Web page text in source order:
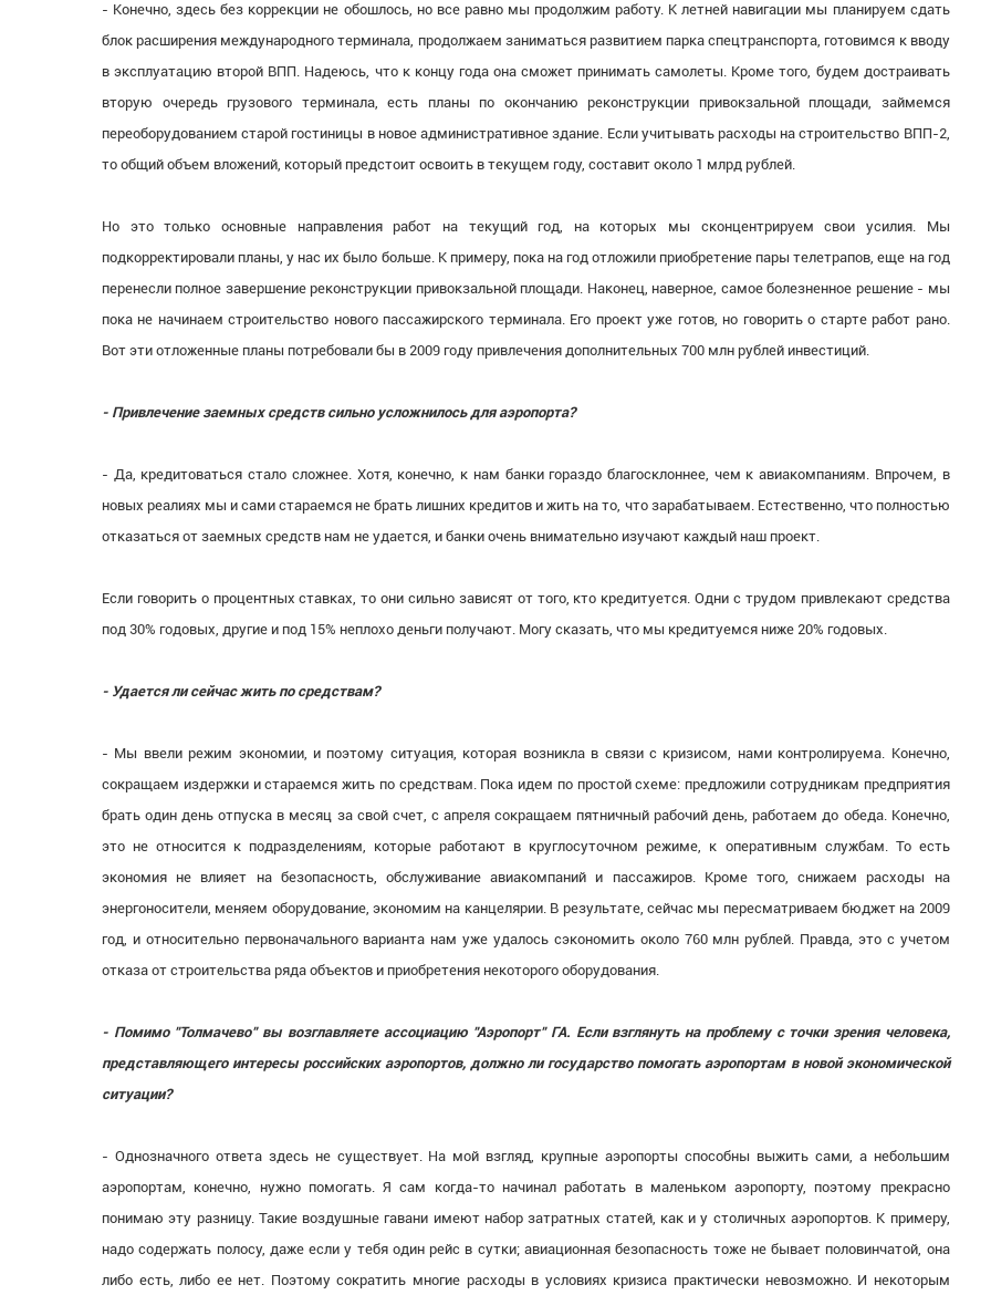
- Конечно, здесь без коррекции не обошлось, но все равно мы продолжим работу. К летней навигации мы планируем сдать
блок расширения международного терминала, продолжаем заниматься развитием парка спецтранспорта, готовимся к вводу
в эксплуатацию второй ВПП. Надеюсь, что к концу года она сможет принимать самолеты. Кроме того, будем достраивать
вторую очередь грузового терминала, есть планы по окончанию реконструкции привокзальной площади, займемся
переоборудованием старой гостиницы в новое административное здание. Если учитывать расходы на строительство ВПП-2,
то общий объем вложений, который предстоит освоить в текущем году, составит около 1 млрд рублей.
Но это только основные направления работ на текущий год, на которых мы сконцентрируем свои усилия. Мы
подкорректировали планы, у нас их было больше. К примеру, пока на год отложили приобретение пары телетрапов, еще на год
перенесли полное завершение реконструкции привокзальной площади. Наконец, наверное, самое болезненное решение - мы
пока не начинаем строительство нового пассажирского терминала. Его проект уже готов, но говорить о старте работ рано.
Вот эти отложенные планы потребовали бы в 2009 году привлечения дополнительных 700 млн рублей инвестиций.
- Привлечение заемных средств сильно усложнилось для аэропорта?
- Да, кредитоваться стало сложнее. Хотя, конечно, к нам банки гораздо благосклоннее, чем к авиакомпаниям. Впрочем, в
новых реалиях мы и сами стараемся не брать лишних кредитов и жить на то, что зарабатываем. Естественно, что полностью
отказаться от заемных средств нам не удается, и банки очень внимательно изучают каждый наш проект.
Если говорить о процентных ставках, то они сильно зависят от того, кто кредитуется. Одни с трудом привлекают средства
под 30% годовых, другие и под 15% неплохо деньги получают. Могу сказать, что мы кредитуемся ниже 20% годовых.
- Удается ли сейчас жить по средствам?
- Мы ввели режим экономии, и поэтому ситуация, которая возникла в связи с кризисом, нами контролируема. Конечно,
сокращаем издержки и стараемся жить по средствам. Пока идем по простой схеме: предложили сотрудникам предприятия
брать один день отпуска в месяц за свой счет, с апреля сокращаем пятничный рабочий день, работаем до обеда. Конечно,
это не относится к подразделениям, которые работают в круглосуточном режиме, к оперативным службам. То есть
экономия не влияет на безопасность, обслуживание авиакомпаний и пассажиров. Кроме того, снижаем расходы на
энергоносители, меняем оборудование, экономим на канцелярии. В результате, сейчас мы пересматриваем бюджет на 2009
год, и относительно первоначального варианта нам уже удалось сэкономить около 760 млн рублей. Правда, это с учетом
отказа от строительства ряда объектов и приобретения некоторого оборудования.
- Помимо "Толмачево" вы возглавляете ассоциацию "Аэропорт" ГА. Если взглянуть на проблему с точки зрения человека,
представляющего интересы российских аэропортов, должно ли государство помогать аэропортам в новой экономической
ситуации?
- Однозначного ответа здесь не существует. На мой взгляд, крупные аэропорты способны выжить сами, а небольшим
аэропортам, конечно, нужно помогать. Я сам когда-то начинал работать в маленьком аэропорту, поэтому прекрасно
понимаю эту разницу. Такие воздушные гавани имеют набор затратных статей, как и у столичных аэропортов. К примеру,
надо содержать полосу, даже если у тебя один рейс в сутки; авиационная безопасность тоже не бывает половинчатой, она
либо есть, либо ее нет. Поэтому сократить многие расходы в условиях кризиса практически невозможно. И некоторым